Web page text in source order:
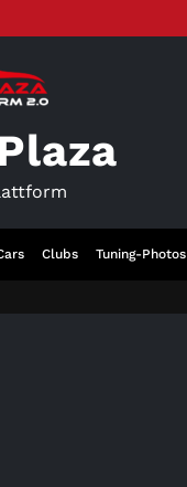
Clubs Tuning-Photos